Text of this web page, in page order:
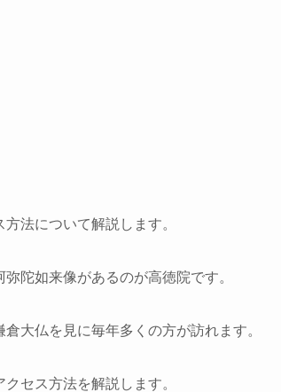
法について解説します。
陀如来像があるのが高徳院です。
大仏を見に毎年多くの方が訪れます。
セス方法を解説します。